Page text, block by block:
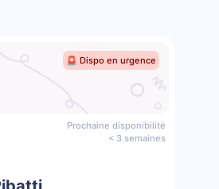
🚨 Dispo en urgence
Prochaine disponibilité
< 3 semaines